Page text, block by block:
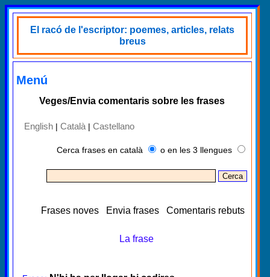
El racó de l'escriptor: poemes, articles, relats
breus
Menú
Veges/Envia comentaris sobre les frases
English | Català | Castellano
Cerca frases en català o en les 3 llengues
Frases noves Envia frases Comentaris rebuts
La frase